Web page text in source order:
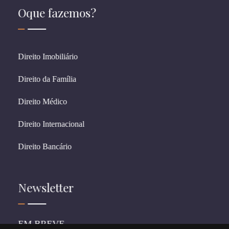
Oque fazemos?
Direito Imobiliário
Direito da Família
Direito Médico
Direito Internacional
Direito Bancário
Newsletter
EM BREVE